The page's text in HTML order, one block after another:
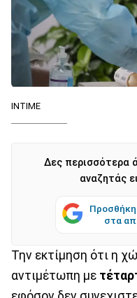
INTIME
Δες περισσότερα
αναζητάς
στα
Την εκτίμηση ότι η
αντιμέτωπη με